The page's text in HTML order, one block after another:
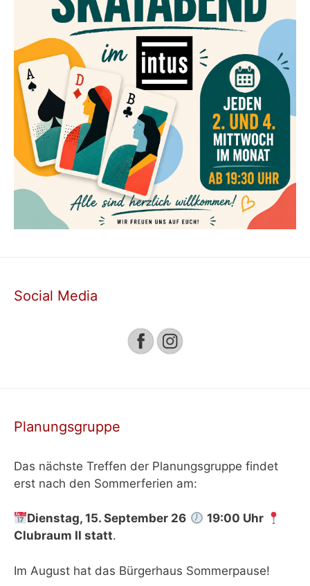
Social Media
Planungsgruppe
Das nächste Treffen der Planungsgruppe findet
erst nach den Sommerferien am:
Dienstag, 15. September 26
19:00 Uhr
Clubraum II statt.
Im August hat das Bürgerhaus Sommerpause!